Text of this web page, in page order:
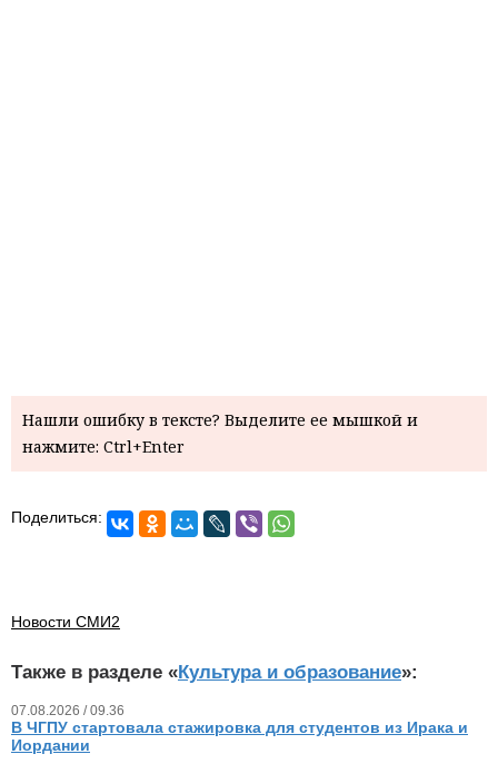
Нашли ошибку в тексте? Выделите ее мышкой и
нажмите: Ctrl+Enter
Поделиться:
Новости СМИ2
Также в разделе «Культура и образование»:
07.08.2026 / 09.36
В ЧГПУ стартовала стажировка для студентов из Ирака и
Иордании